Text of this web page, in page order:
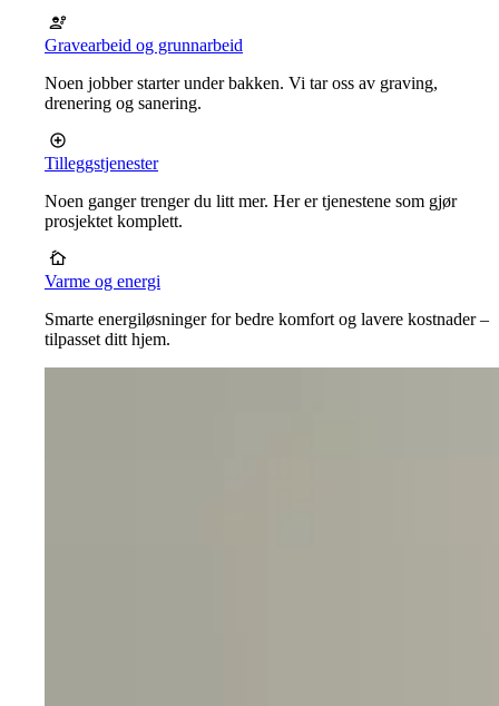
Gravearbeid og grunnarbeid
Noen jobber starter under bakken. Vi tar oss av graving,
drenering og sanering.
Tilleggstjenester
Noen ganger trenger du litt mer. Her er tjenestene som gjør
prosjektet komplett.
Varme og energi
Smarte energiløsninger for bedre komfort og lavere kostnader –
tilpasset ditt hjem.